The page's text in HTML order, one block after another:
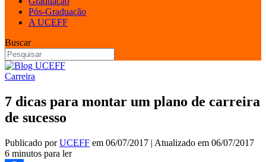
Pós-Graduação
A UCEFF
Buscar
Carreira
7 dicas para montar um plano de carreira
de sucesso
Publicado porUCEFF em 06/07/2017 | Atualizado em 06/07/2017
6 minutos para ler